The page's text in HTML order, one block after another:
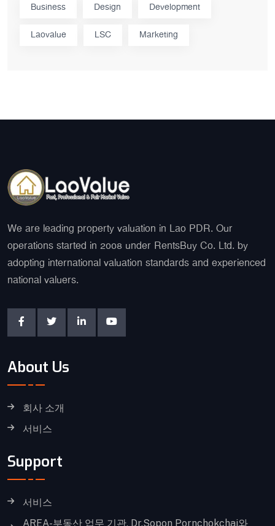
Business Design Development
Laovalue LSC Marketing
We are leading property valuation in Lao PDR. Our
operations started in 2008 under RentsBuy Co. Ltd. by
adopting international valuation standards and experienced
national valuers.
About Us
회사 소개
서비스
Support
서비스
AREA-부동산 업무 기관, Dr.Sopon Pornchokchai와